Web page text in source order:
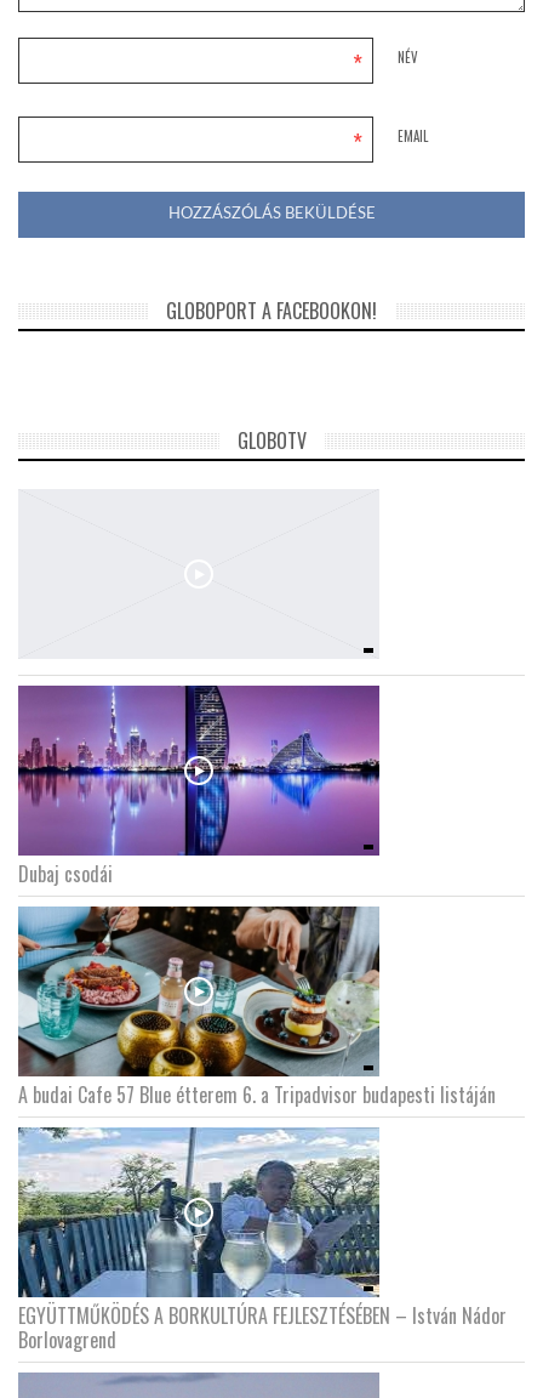
NÉV
*
EMAIL
*
GLOBOPORT A FACEBOOKON!
GLOBOTV
Dubaj csodái
A budai Cafe 57 Blue étterem 6. a Tripadvisor budapesti listáján
EGYÜTTMŰKÖDÉS A BORKULTÚRA FEJLESZTÉSÉBEN – István Nádor
Borlovagrend